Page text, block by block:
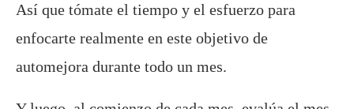
Así que tómate el tiempo y el esfuerzo para
enfocarte realmente en este objetivo de
automejora durante todo un mes.